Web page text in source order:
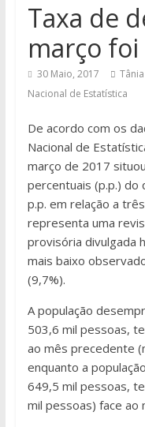
Taxa de
março foi
30 Maio, 2017
Nacional de Estatística
De acordo com os
Nacional de
março de 2017
percentuais (p.p.) do
p.p. em relação a
representa uma
provisória divulgada
mais baixo
(9,7%).
A população
503,6 mil pessoas,
ao mês precedente
enquanto a
649,5 mil pessoas,
mil pessoas) face ao